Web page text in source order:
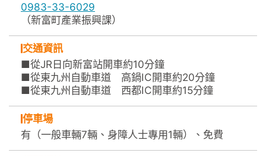
0983-33-6029
（新富町產業振興課）
交通資訊
■從JR日向新富站開車約10分鐘
■從東九州自動車道 高鍋IC開車約20分鐘
■從東九州自動車道 西都IC開車約15分鐘
停車場
有（一般車輛7輛、身障人士專用1輛）、免費